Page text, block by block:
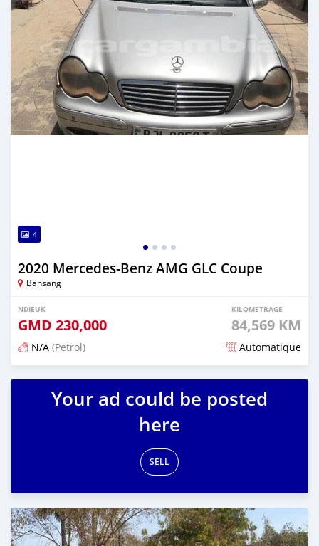
4
2020 Mercedes-Benz AMG GLC Coupe
Bansang
NDIEUK
GMD 230,000
KILOMETRAGE
84,569 KM
N/A (Petrol) Automatique
Dougal na niou ko depuis about 2 years
Your ad could be posted
here
SELL